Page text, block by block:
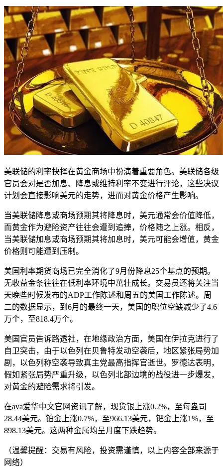
美联储的利率抉择在黄金商场中扮演着重要角色。美联储各级
官员会对是否加息、降息或维持利率不变进行评论，这些决议
计划会直接影响美元的走势，进而对黄金价格产生影响。
当美联储降息或商场预期其将降息时，美元通常会价值降低，
而黄金作为避险资产往往会遭到追捧，价格随之上涨。相反，
当美联储加息或商场预期其将加息时，美元可能会增值，黄金
价格则可能遭到压制。
美国利率期货商场已完全消化了9月份降息25个基点的预期。
无收益金条往往在低利率环境中茁壮成长。交易员还将关注当
天晚些时候发布的ADP工作陈述和周五的美国工作陈述。周
二的数据显示，到6月的最终一天，美国的职位空缺减少了4.6
万个，至818.4万个。
美国官员告诉路透社，在地缘政治方面，美国在伊拉克进行了
自卫突击，由于以色列在贝鲁特发动空袭后，地区紧张局势加
剧，以色列称空袭导致真主党最高指挥官逝世。罗德达表明，
假如紧张局势严重升级，以色列北部边境的战役进一步爆发，
对黄金的避险需求将引发。
在ava爱华中文官网资讯了解，现货银上涨0.2%，至每盎司
28.44美元。铂金上涨0.7%，至966.13美元，钯金上涨1%，至
898.13美元。这两种金属均呈月度下跌趋势。
（温馨提醒：交易有风险，投资需谨慎，以上内容全部来源于
网络）